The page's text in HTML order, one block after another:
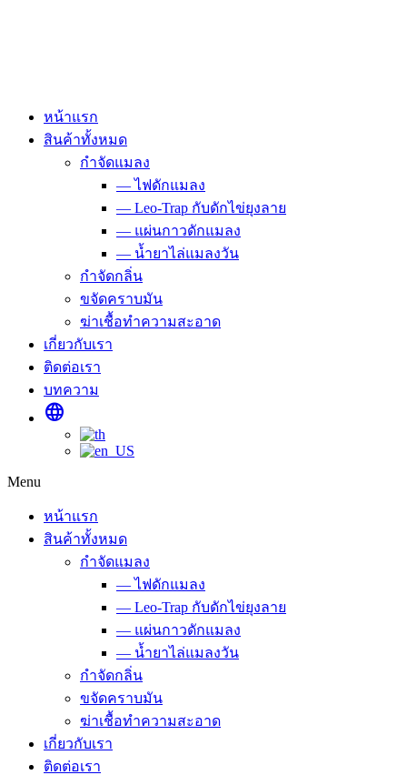
หน้าแรก
สินค้าทั้งหมด
กำจัดแมลง
— ไฟดักแมลง
— Leo-Trap กับดักไข่ยุงลาย
— แผ่นกาวดักแมลง
— น้ำยาไล่แมลงวัน
กำจัดกลิ่น
ขจัดคราบมัน
ฆ่าเชื้อทำความสะอาด
เกี่ยวกับเรา
ติดต่อเรา
บทความ
language
Menu
หน้าแรก
สินค้าทั้งหมด
กำจัดแมลง
— ไฟดักแมลง
— Leo-Trap กับดักไข่ยุงลาย
— แผ่นกาวดักแมลง
— น้ำยาไล่แมลงวัน
กำจัดกลิ่น
ขจัดคราบมัน
ฆ่าเชื้อทำความสะอาด
เกี่ยวกับเรา
ติดต่อเรา